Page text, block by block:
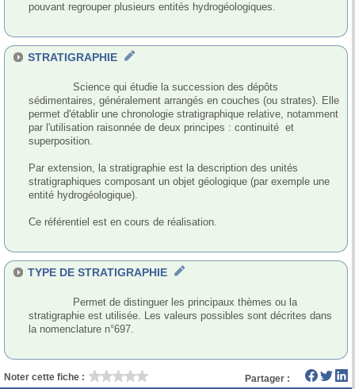
Noter cette fiche : Partager :
pouvant regrouper plusieurs entités hydrogéologiques.
STRATIGRAPHIE
              Science qui étudie la succession des dépôts
sédimentaires, généralement arrangés en couches (ou strates). Elle
permet d'établir une chronologie stratigraphique relative, notamment
par l'utilisation raisonnée de deux principes : continuité  et
superposition.
Par extension, la stratigraphie est la description des unités
stratigraphiques composant un objet géologique (par exemple une
entité hydrogéologique).
Ce référentiel est en cours de réalisation.
TYPE DE STRATIGRAPHIE
stratigraphie est utilisée. Les valeurs possibles sont décrites dans
la nomenclature n°697.